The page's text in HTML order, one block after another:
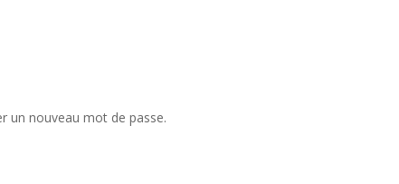
un nouveau mot de passe.